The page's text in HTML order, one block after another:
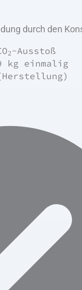
durch den
2-Ausstoß
kg einmalig